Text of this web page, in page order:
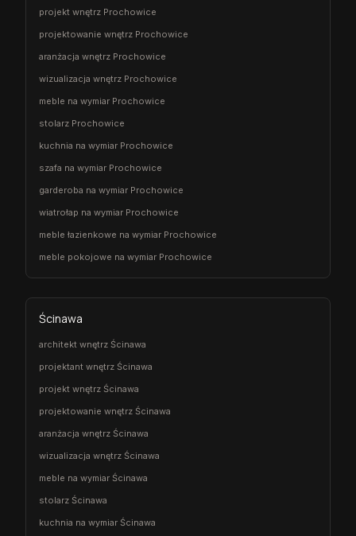
projekt wnętrz Prochowice
projektowanie wnętrz Prochowice
aranżacja wnętrz Prochowice
wizualizacja wnętrz Prochowice
meble na wymiar Prochowice
stolarz Prochowice
kuchnia na wymiar Prochowice
szafa na wymiar Prochowice
garderoba na wymiar Prochowice
wiatrołap na wymiar Prochowice
meble łazienkowe na wymiar Prochowice
meble pokojowe na wymiar Prochowice
Ścinawa
architekt wnętrz Ścinawa
projektant wnętrz Ścinawa
projekt wnętrz Ścinawa
projektowanie wnętrz Ścinawa
aranżacja wnętrz Ścinawa
wizualizacja wnętrz Ścinawa
meble na wymiar Ścinawa
stolarz Ścinawa
kuchnia na wymiar Ścinawa